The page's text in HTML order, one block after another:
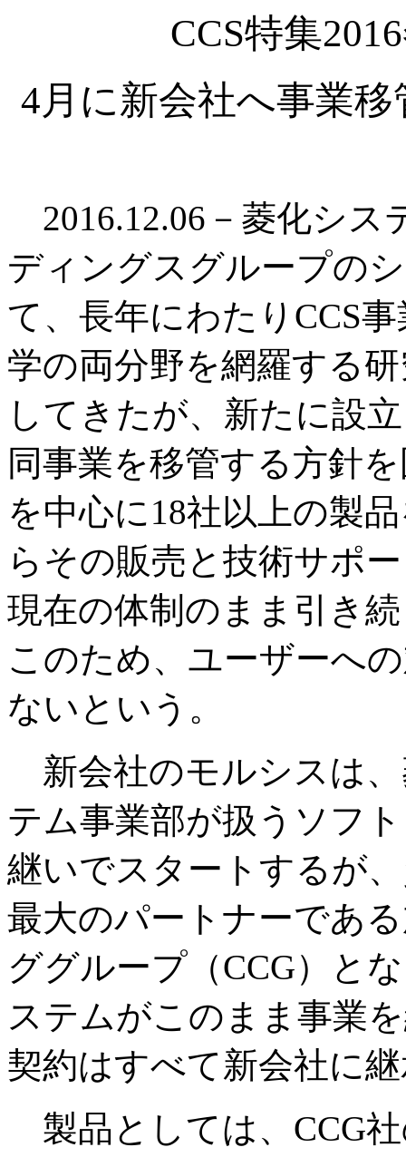
CCS特集
4月に新会社へ事業
2016.12.06－菱化シス
ディングスグループの
て、長年にわたりCCS
学の両分野を網羅する
してきたが、新たに設
同事業を移管する方針
を中心に18社以上の製
らその販売と技術サポ
現在の体制のまま引き
このため、ユーザーへ
ないという。
新会社のモルシスは
テム事業部が扱うソフ
継いでスタートするが
最大のパートナーであ
ググループ（CCG）と
ステムがこのまま事業
契約はすべて新会社に
製品としては、CCG